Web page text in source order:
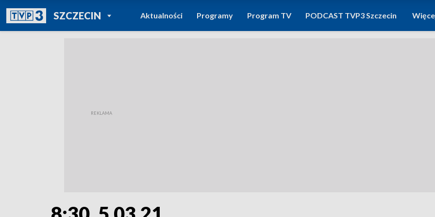
SZCZECINPOWRÓT DO
TVP REGIONY
Aktualności Programy Program TV PODCAST TVP3 Szczecin